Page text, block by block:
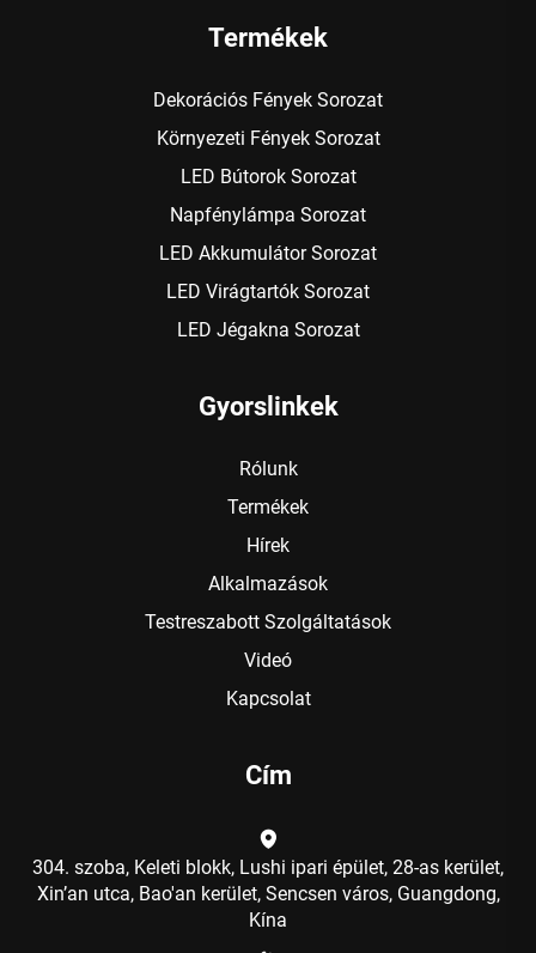
Termékek
Dekorációs Fények Sorozat
Környezeti Fények Sorozat
LED Bútorok Sorozat
Napfénylámpa Sorozat
LED Akkumulátor Sorozat
LED Virágtartók Sorozat
LED Jégakna Sorozat
Gyorslinkek
Rólunk
Termékek
Hírek
Alkalmazások
Testreszabott Szolgáltatások
Videó
Kapcsolat
Cím
304. szoba, Keleti blokk, Lushi ipari épület, 28-as kerület,
Xin’an utca, Bao'an kerület, Sencsen város, Guangdong,
Kína